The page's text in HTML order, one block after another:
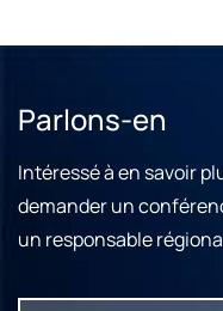
Parlons-en
Intéressé à en savoir
demander un
un responsable